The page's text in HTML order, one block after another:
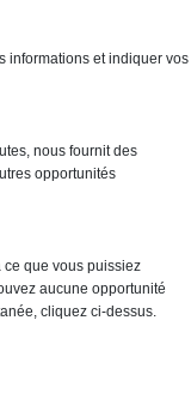
informations et indiquer vos
nous fournit des
opportunités
ce que vous puissiez
aucune opportunité
cliquez ci-dessus.